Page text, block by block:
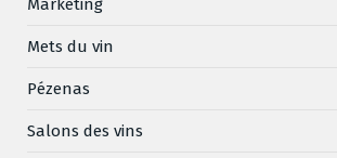
Marketing
Mets du vin
Pézenas
Salons des vins